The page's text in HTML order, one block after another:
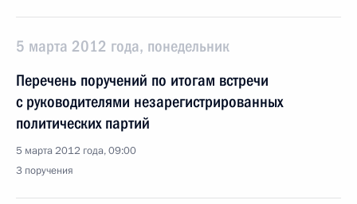
5 марта 2012 года, понедельник
Перечень поручений по итогам встречи
с руководителями незарегистрированных
политических партий
5 марта 2012 года, 09:00
3 поручения